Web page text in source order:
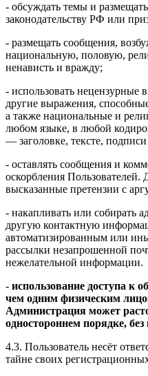
- обсуждать темы и
законодательству РФ или
- размещать сообщения,
национальную, половую,
ненависть и вражду;
- использовать нецензурные
другие выражения,
а также национальные и
любом языке, в любой
— заголовке, тексте,
- оставлять сообщения и
оскорбления Пользователей.
высказанные претензии с
- накапливать или собирать
другую контактную
автоматизированным или
рассылки незапрошенной
нежелательной информации.
- использование доступа к
чем одним физическим
Администрация может
одностороннем порядке,
4.3. Пользователь несёт
тайне своих